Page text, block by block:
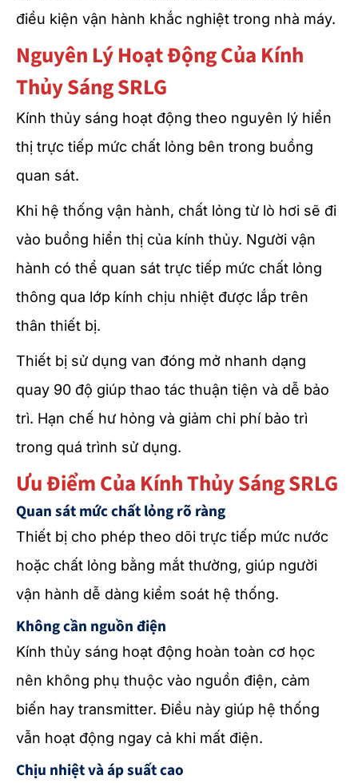
điều kiện vận hành khắc nghiệt trong nhà máy.
Nguyên Lý Hoạt Động Của Kính
Thủy Sáng SRLG
Kính thủy sáng hoạt động theo nguyên lý hiển
thị trực tiếp mức chất lỏng bên trong buồng
quan sát.
Khi hệ thống vận hành, chất lỏng từ lò hơi sẽ đi
vào buồng hiển thị của kính thủy. Người vận
hành có thể quan sát trực tiếp mức chất lỏng
thông qua lớp kính chịu nhiệt được lắp trên
thân thiết bị.
Thiết bị sử dụng van đóng mở nhanh dạng
quay 90 độ giúp thao tác thuận tiện và dễ bảo
trì. Hạn chế hư hỏng và giảm chi phí bảo trì
trong quá trình sử dụng.
Ưu Điểm Của Kính Thủy Sáng SRLG
Quan sát mức chất lỏng rõ ràng
Thiết bị cho phép theo dõi trực tiếp mức nước
hoặc chất lỏng bằng mắt thường, giúp người
vận hành dễ dàng kiểm soát hệ thống.
Không cần nguồn điện
Kính thủy sáng hoạt động hoàn toàn cơ học
nên không phụ thuộc vào nguồn điện, cảm
biến hay transmitter. Điều này giúp hệ thống
vẫn hoạt động ngay cả khi mất điện.
Chịu nhiệt và áp suất cao